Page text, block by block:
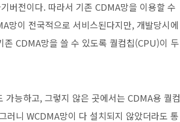
버전이다. 따라서 기존 CDMA망을 이용할 수
망이 전국적으로 서비스된다지만, 개발당시에
CDMA망을 쓸 수 있도록 퀄컴칩(CPU)이 두
능하고, 그렇지 않은 곳에서는 CDMA용 퀄컴
러니 WCDMA망이 다 설치되지 않았더라도 통